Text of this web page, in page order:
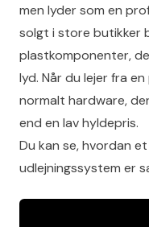
men lyder som en
solgt i store butikker
plastkomponenter,
lyd. Når du lejer fra
normalt hardware,
end en lav hyldepris.
Du kan se, hvordan
udlejningssystem er